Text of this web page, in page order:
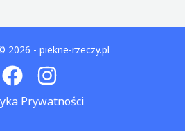
2026 - piekne-rzeczy.pl
Prywatności